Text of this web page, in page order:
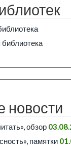
новости
обзор
памятки